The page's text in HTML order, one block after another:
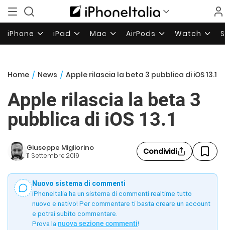
iPhone iPad Mac AirPods Watch
Home / News / Apple rilascia la beta 3 pubblica di iOS 13.1
Apple rilascia la beta 3
pubblica di iOS 13.1
Giuseppe Migliorino
11 Settembre 2019 Condividi
Nuovo sistema di commenti
iPhoneItalia ha un sistema di commenti realtime tutto
nuovo e nativo! Per commentare ti basta creare un account
e potrai subito commentare.
Prova la nuova sezione commenti!